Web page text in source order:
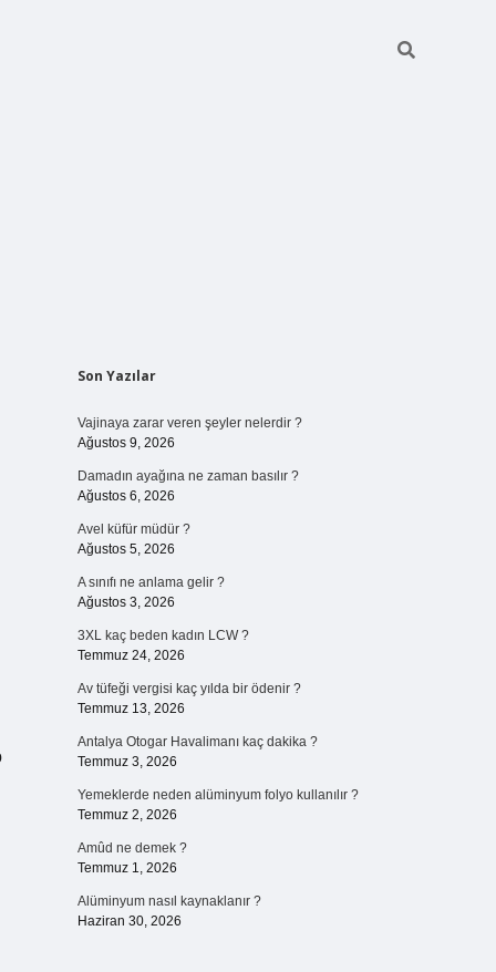
Sidebar
Son Yazılar
Vajinaya zarar veren şeyler nelerdir ?
Ağustos 9, 2026
Damadın ayağına ne zaman basılır ?
Ağustos 6, 2026
Avel küfür müdür ?
Ağustos 5, 2026
A sınıfı ne anlama gelir ?
Ağustos 3, 2026
3XL kaç beden kadın LCW ?
Temmuz 24, 2026
Av tüfeği vergisi kaç yılda bir ödenir ?
Temmuz 13, 2026
Antalya Otogar Havalimanı kaç dakika ?
Temmuz 3, 2026
Yemeklerde neden alüminyum folyo kullanılır ?
Temmuz 2, 2026
Amûd ne demek ?
Temmuz 1, 2026
Alüminyum nasıl kaynaklanır ?
Haziran 30, 2026